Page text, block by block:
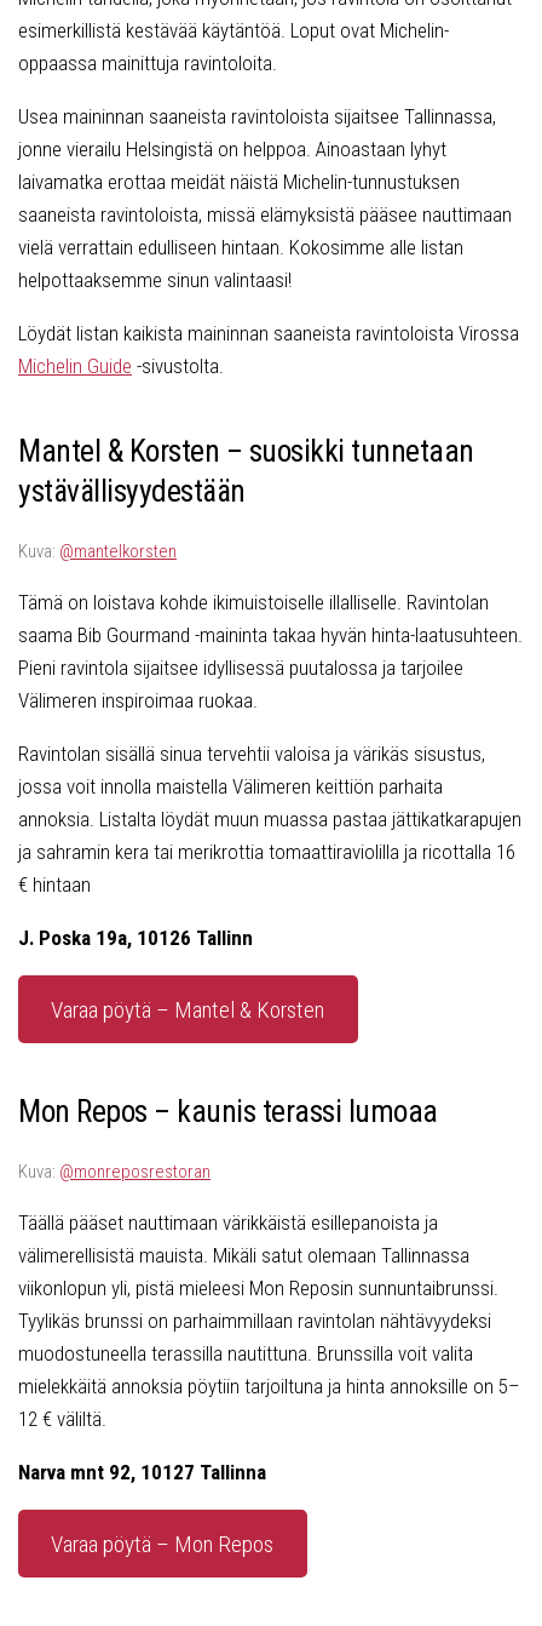
esimerkillistä kestävää käytäntöä. Loput ovat Michelin-
oppaassa mainittuja ravintoloita.
Usea maininnan saaneista ravintoloista sijaitsee Tallinnassa,
jonne vierailu Helsingistä on helppoa. Ainoastaan lyhyt
laivamatka erottaa meidät näistä Michelin-tunnustuksen
saaneista ravintoloista, missä elämyksistä pääsee nauttimaan
vielä verrattain edulliseen hintaan. Kokosimme alle listan
helpottaaksemme sinun valintaasi!
Löydät listan kaikista maininnan saaneista ravintoloista Virossa
Michelin Guide -sivustolta.
Mantel & Korsten – suosikki tunnetaan
ystävällisyydestään
Kuva: @mantelkorsten
Tämä on loistava kohde ikimuistoiselle illalliselle. Ravintolan
saama Bib Gourmand -maininta takaa hyvän hinta-laatusuhteen.
Pieni ravintola sijaitsee idyllisessä puutalossa ja tarjoilee
Välimeren inspiroimaa ruokaa.
Ravintolan sisällä sinua tervehtii valoisa ja värikäs sisustus,
jossa voit innolla maistella Välimeren keittiön parhaita
annoksia. Listalta löydät muun muassa pastaa jättikatkarapujen
ja sahramin kera tai merikrottia tomaattiraviolilla ja ricottalla 16
€ hintaan
J. Poska 19a, 10126 Tallinn
Varaa pöytä – Mantel & Korsten
Mon Repos – kaunis terassi lumoaa
Kuva: @monreposrestoran
Täällä pääset nauttimaan värikkäistä esillepanoista ja
välimerellisistä mauista. Mikäli satut olemaan Tallinnassa
viikonlopun yli, pistä mieleesi Mon Reposin sunnuntaibrunssi.
Tyylikäs brunssi on parhaimmillaan ravintolan nähtävyydeksi
muodostuneella terassilla nautittuna. Brunssilla voit valita
mielekkäitä annoksia pöytiin tarjoiltuna ja hinta annoksille on 5–
12 € väliltä.
Narva mnt 92, 10127 Tallinna
Varaa pöytä – Mon Repos